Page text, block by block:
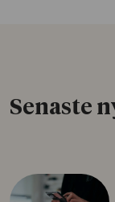
Senaste